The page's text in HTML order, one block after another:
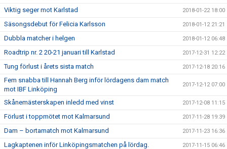
Viktig seger mot Karlstad 2018-01-22 18:00
Säsongsdebut för Felicia Karlsson 2018-01-12 21:21
Dubbla matcher i helgen 2018-01-12 06:48
Roadtrip nr. 2 20-21 januari till Karlstad 2017-12-31 12:22
Tung förlust i årets sista match 2017-12-18 20:16
Fem snabba till Hannah Berg inför lördagens dam match
mot IBF Linköping
2017-12-12 07:00
Skånemästerskapen inledd med vinst 2017-12-08 11:15
Förlust i toppmötet mot Kalmarsund 2017-11-28 19:39
Dam – bortamatch mot Kalmarsund 2017-11-23 16:36
Lagkaptenen inför Linköpingsmatchen på lördag. 2017-11-15 06:46